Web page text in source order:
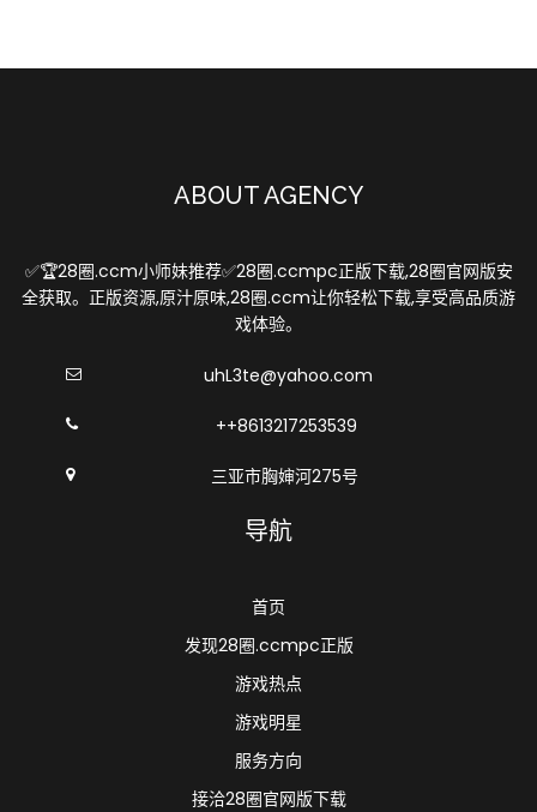
ABOUT AGENCY
✅🏆28圈.ccm小师妹推荐✅28圈.ccmpc正版下载,28圈官网版安
全获取。正版资源,原汁原味,28圈.ccm让你轻松下载,享受高品质游
戏体验。
uhL3te@yahoo.com
++8613217253539
三亚市胸婶河275号
导航
首页
发现28圈.ccmpc正版
游戏热点
游戏明星
服务方向
接洽28圈官网版下载